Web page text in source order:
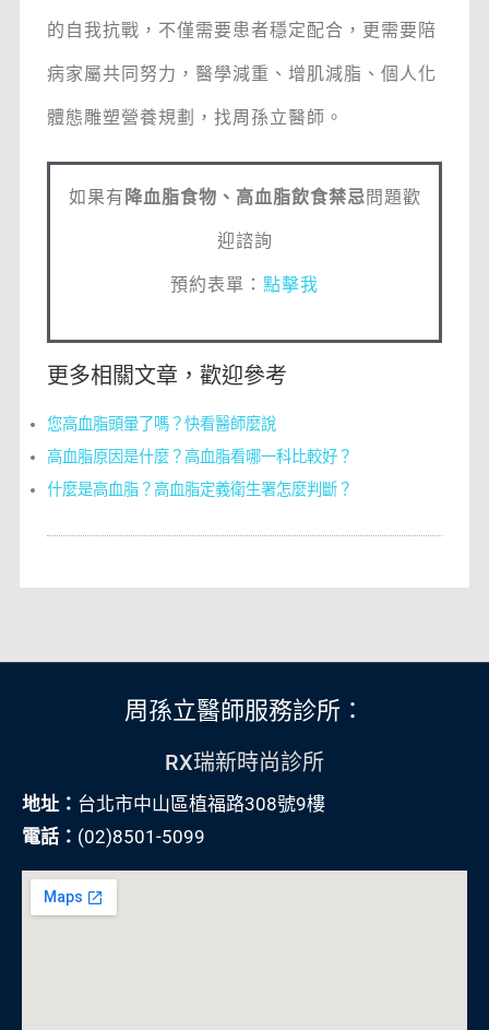
的自我抗戰，不僅需要患者穩定配合，更需要陪
病家屬共同努力，醫學減重、增肌減脂、個人化
體態雕塑營養規劃，找周孫立醫師。
如果有 降血脂食物、高血脂飲食禁忌問題歡
迎諮詢
預約表單： 點擊我
更多相關文章，歡迎參考
您高血脂頭暈了嗎？快看醫師麼說
高血脂原因是什麼？高血脂看哪一科比較好？
什麼是高血脂？高血脂定義衛生署怎麼判斷？
周孫立醫師服務診所：
RX瑞新時尚診所
地址： 台北市中山區植福路308號9樓
電話： (02)8501-5099